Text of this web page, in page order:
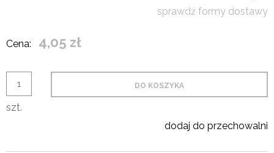
sprawdź formy dostawy
Cena: 4,05 zł
szt.
DO KOSZYKA
dodaj do przechowalni